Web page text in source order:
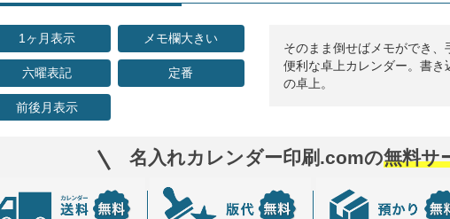
1ヶ月表示 メモ欄大きい
六曜表記 定番
前後月表示
そのまま倒せばメモができ
便利な卓上カレンダー。書き
の卓上。
名入れカレンダー印刷.comの無料サ